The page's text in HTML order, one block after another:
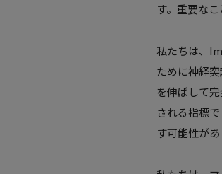
す。重要な
私たちは、
ために神経
を伸ばして
される指標
す可能性があ